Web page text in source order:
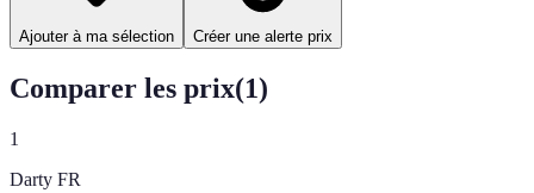
Ajouter à ma sélection Créer une alerte prix
Comparer les prix(1)
1
Darty FR